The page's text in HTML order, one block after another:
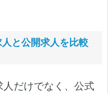
と公開求人を比較
だけでなく、公式